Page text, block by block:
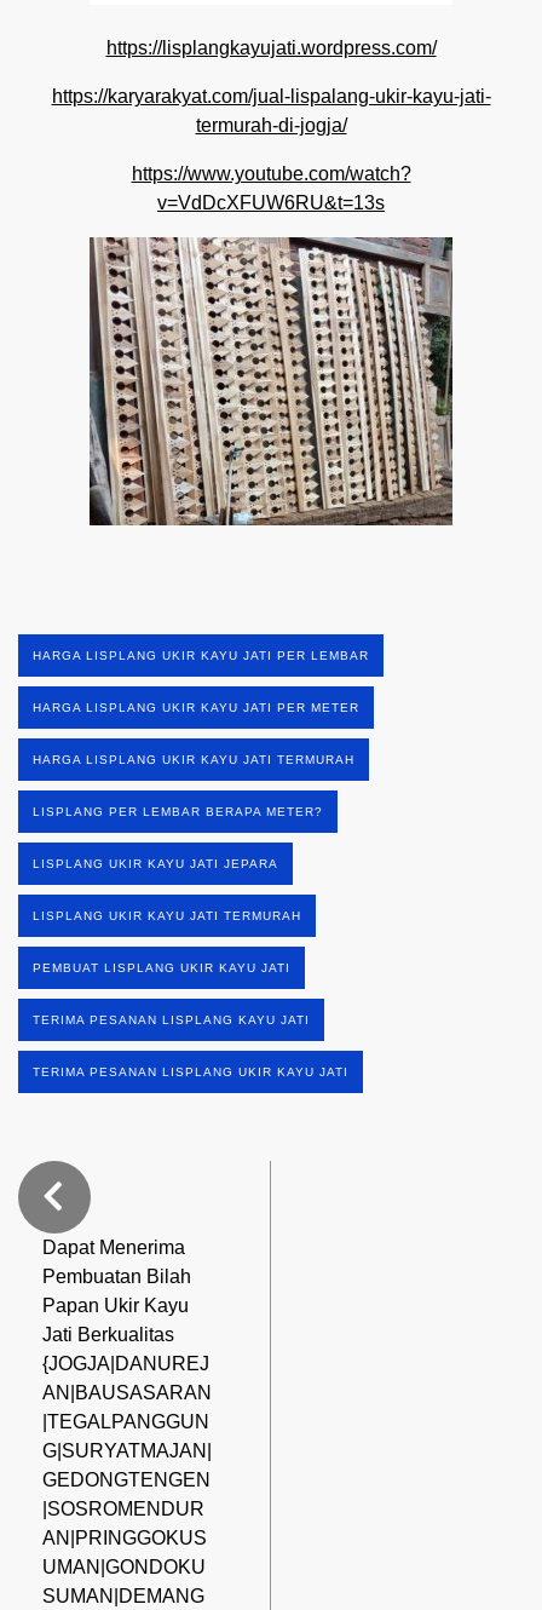
https://lisplangkayujati.wordpress.com/
https://karyarakyat.com/jual-lispalang-ukir-kayu-jati-
termurah-di-jogja/
https://www.youtube.com/watch?
v=VdDcXFUW6RU&t=13s
HARGA LISPLANG UKIR KAYU JATI PER LEMBAR
HARGA LISPLANG UKIR KAYU JATI PER METER
HARGA LISPLANG UKIR KAYU JATI TERMURAH
LISPLANG PER LEMBAR BERAPA METER?
LISPLANG UKIR KAYU JATI JEPARA
LISPLANG UKIR KAYU JATI TERMURAH
PEMBUAT LISPLANG UKIR KAYU JATI
TERIMA PESANAN LISPLANG KAYU JATI
TERIMA PESANAN LISPLANG UKIR KAYU JATI
Dapat Menerima
Pembuatan Bilah
Papan Ukir Kayu
Jati Berkualitas
{JOGJA|DANUREJ
AN|BAUSASARAN
|TEGALPANGGUN
G|SURYATMAJAN|
GEDONGTENGEN
|SOSROMENDUR
AN|PRINGGOKUS
UMAN|GONDOKU
SUMAN|DEMANG